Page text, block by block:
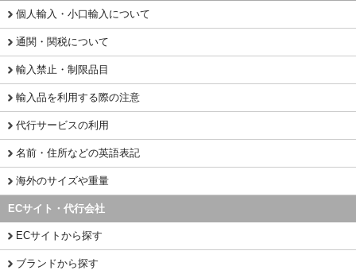
個人輸入・小口輸入について
通関・関税について
輸入禁止・制限品目
輸入品を利用する際の注意
代行サービスの利用
名前・住所などの英語表記
海外のサイズや重量
ECサイト・代行会社
ECサイトから探す
ブランドから探す